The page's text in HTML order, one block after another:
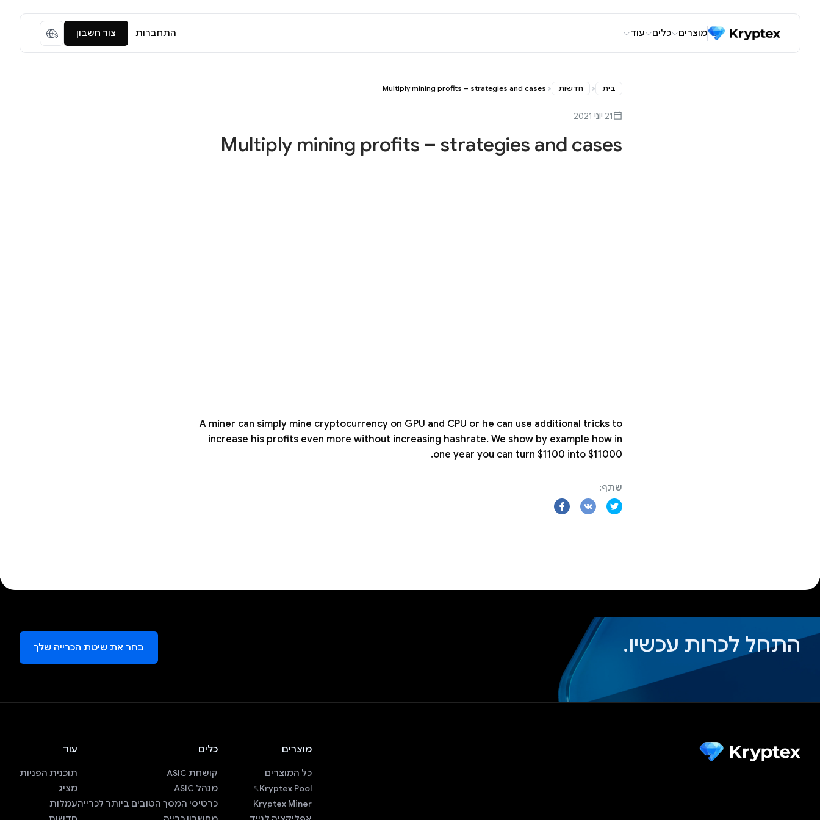
מוצרים כלים עוד התחברות צור חשבון
בית חדשות Multiply mining profits – strategies and cases
21 יוני 2021
Multiply mining profits – strategies and cases
A miner can simply mine cryptocurrency on GPU and CPU or he can use additional tricks to
increase his profits even more without increasing hashrate. We show by example how in
one year you can turn $1100 into $11000.
שתף:
התחל לכרות עכשיו. בחר את שיטת הכרייה שלך
מוצרים
כל המוצרים
Kryptex Pool
Kryptex Miner
כלים
קושחת ASIC
מנהל ASIC
כרטיסי המסך הטובים ביותר לכרייה
עוד
תוכנית הפניות
מציג
עמלות